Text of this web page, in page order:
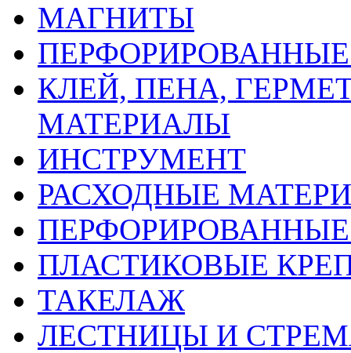
МАГНИТЫ
КЛЕЙ, ПЕНА,
МАТЕРИАЛЫ
ИНСТРУМЕНТ
РАСХОДНЫЕ
ПЛАСТИКОВЫЕ
ТАКЕЛАЖ
ЛЕСТНИЦЫ И